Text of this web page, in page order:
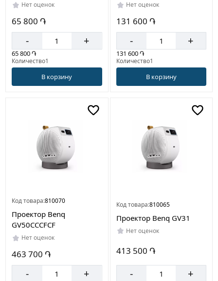
Нет оценок
65 800 ֏
- +
65 800 ֏
Количество1
В корзину
Нет оценок
131 600 ֏
- +
131 600 ֏
Количество1
В корзину
Код товара:810070
Проектор Benq
GV50CCCFCF
Нет оценок
463 700 ֏
- +
Код товара:810065
Проектор Benq GV31
Нет оценок
413 500 ֏
- +